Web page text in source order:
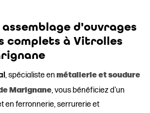
d'ouvrages
complets à Vitrolles
, spécialiste enmétallerie et soudure
Marignane, vous bénéficiez d'un
en ferronnerie, serrurerie et